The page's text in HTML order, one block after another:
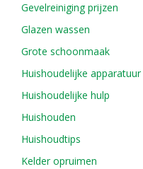
Gevelreiniging prijzen
Glazen wassen
Grote schoonmaak
Huishoudelijke apparatuur
Huishoudelijke hulp
Huishouden
Huishoudtips
Kelder opruimen